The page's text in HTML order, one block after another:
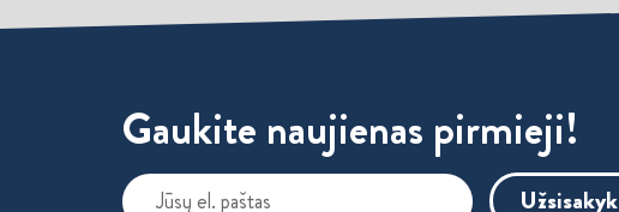
Gaukite naujienas pirmieji!
Užsisakyk